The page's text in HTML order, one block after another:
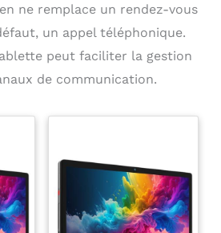
ne remplace un rendez-vous
un appel téléphonique.
peut faciliter la gestion
de communication.